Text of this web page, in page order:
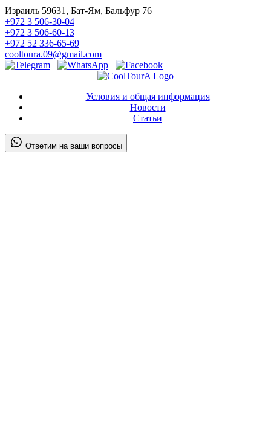
Израиль 59631, Бат-Ям, Бальфур 76
+972 3 506-30-04
+972 3 506-60-13
+972 52 336-65-69
cooltoura.09@gmail.com
Условия и общая информация
Новости
Статьи
Ответим на ваши вопросы